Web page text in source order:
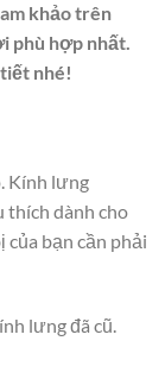
khảo trên
phù hợp nhất.
nhé!
Kính lưng
thích dành cho
bạn cần phải
lưng đã cũ.